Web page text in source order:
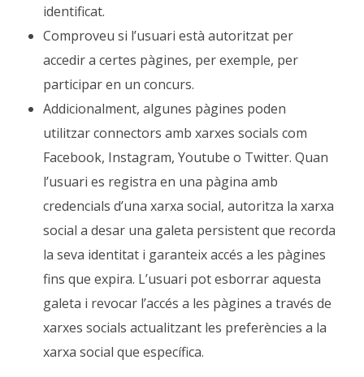
identificat.
Comproveu si l’usuari està autoritzat per
accedir a certes pàgines, per exemple, per
participar en un concurs.
Addicionalment, algunes pàgines poden
utilitzar connectors amb xarxes socials com
Facebook, Instagram, Youtube o Twitter. Quan
l’usuari es registra en una pàgina amb
credencials d’una xarxa social, autoritza la xarxa
social a desar una galeta persistent que recorda
la seva identitat i garanteix accés a les pàgines
fins que expira. L’usuari pot esborrar aquesta
galeta i revocar l’accés a les pàgines a través de
xarxes socials actualitzant les preferències a la
xarxa social que específica.